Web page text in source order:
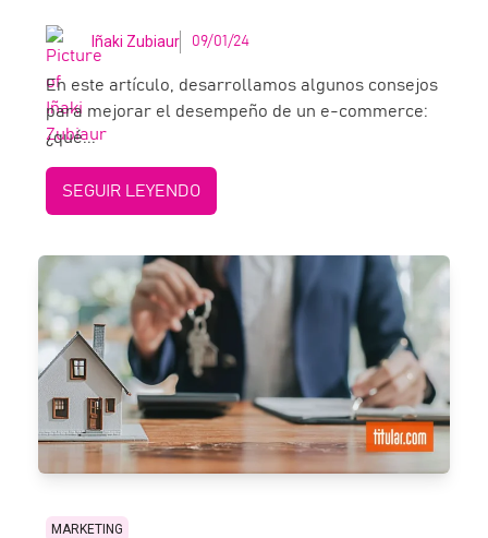
Iñaki Zubiaur 09/01/24
En este artículo, desarrollamos algunos consejos
para mejorar el desempeño de un e-commerce:
¿qué...
SEGUIR LEYENDO
MARKETING